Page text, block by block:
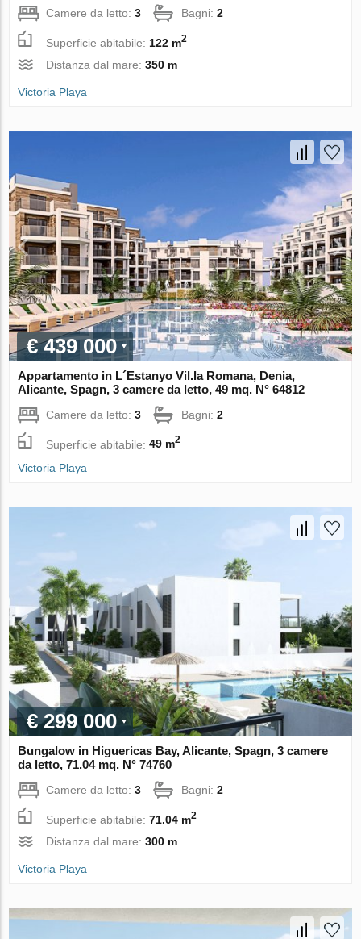
Camere da letto:3 Bagni:2
Superficie abitabile: 122 m2
Distanza dal mare:350 m
Victoria Playa
€ 439 000
Appartamento in L´Estanyo Vil.la Romana, Denia,
Alicante, Spagn, 3 camere da letto, 49 mq. N° 64812
Camere da letto:3 Bagni:2
Superficie abitabile:49 m2
Victoria Playa
€ 299 000
Bungalow in Higuericas Bay, Alicante, Spagn, 3 camere
da letto, 71.04 mq. N° 74760
Camere da letto:3 Bagni:2
Superficie abitabile:71.04 m2
Distanza dal mare:300 m
Victoria Playa